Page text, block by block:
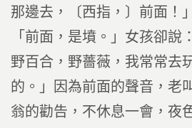
那邊去，〔西指，〕前面！
「前面，是墳。」女孩卻說
野百合，野薔薇，我常常去
的。」因為前面的聲音，老
翁的勸告，不休息一會，夜